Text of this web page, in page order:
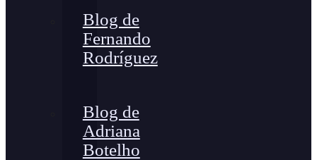
Blog de
Fernando
Rodríguez
Blog de
Adriana
Botelho